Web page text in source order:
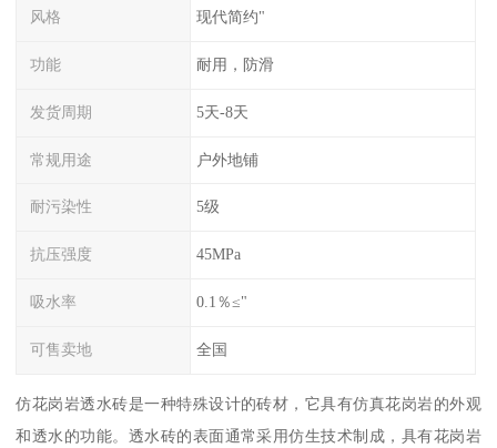
风格 现代简约"
功能 耐用，防滑
发货周期 5天-8天
常规用途 户外地铺
耐污染性 5级
抗压强度 45MPa
吸水率 0.1％≤"
可售卖地 全国
仿花岗岩透水砖是一种特殊设计的砖材，它具有仿真花岗岩的外观
和透水的功能。透水砖的表面通常采用仿生技术制成，具有花岗岩